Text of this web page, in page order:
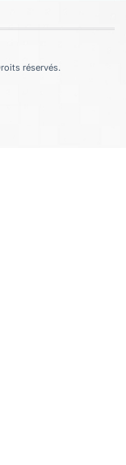
réservés.